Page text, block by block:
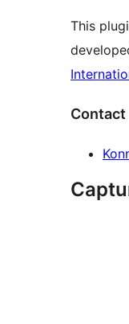
This
Contact